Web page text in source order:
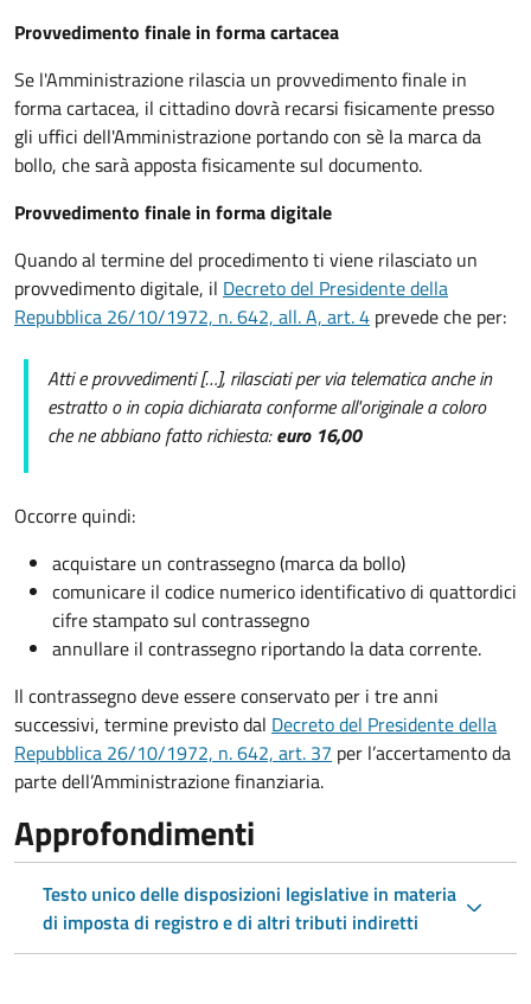
Provvedimento finale in forma cartacea
Se l'Amministrazione rilascia un provvedimento finale in
forma cartacea, il cittadino dovrà recarsi fisicamente presso
gli uffici dell'Amministrazione portando con sè la marca da
bollo, che sarà apposta fisicamente sul documento.
Provvedimento finale in forma digitale
Quando al termine del procedimento ti viene rilasciato un
provvedimento digitale, il Decreto del Presidente della
Repubblica 26/10/1972, n. 642, all. A, art. 4 prevede che per:
Atti e provvedimenti […], rilasciati per via telematica anche in
estratto o in copia dichiarata conforme all'originale a coloro
che ne abbiano fatto richiesta:euro 16,00
Occorre quindi:
acquistare un contrassegno (marca da bollo)
comunicare il codice numerico identificativo di quattordici
cifre stampato sul contrassegno
annullare il contrassegno riportando la data corrente.
Il contrassegno deve essere conservato per i tre anni
successivi, termine previsto dal Decreto del Presidente della
Repubblica 26/10/1972, n. 642, art. 37 per l’accertamento da
parte dell’Amministrazione finanziaria.
Approfondimenti
Testo unico delle disposizioni legislative in materia
di imposta di registro e di altri tributi indiretti